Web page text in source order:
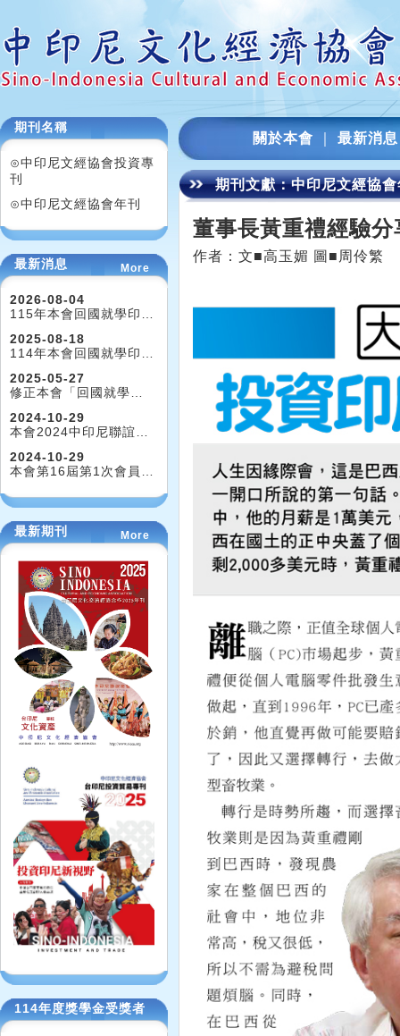
期刊名稱
⊙中印尼文經協會投資專
刊
⊙中印尼文經協會年刊
最新消息 More
2026-08-04
115年本會回國就學印…
2025-08-18
114年本會回國就學印…
2025-05-27
修正本會「回國就學…
2024-10-29
本會2024中印尼聯誼…
2024-10-29
本會第16屆第1次會員…
最新期刊 More
114年度獎學金受獎者
關於本會 ｜最新消息
期刊文獻：中印尼文經協
董事長黃重禮經驗
作者：文■高玉媚 圖■周伶繁